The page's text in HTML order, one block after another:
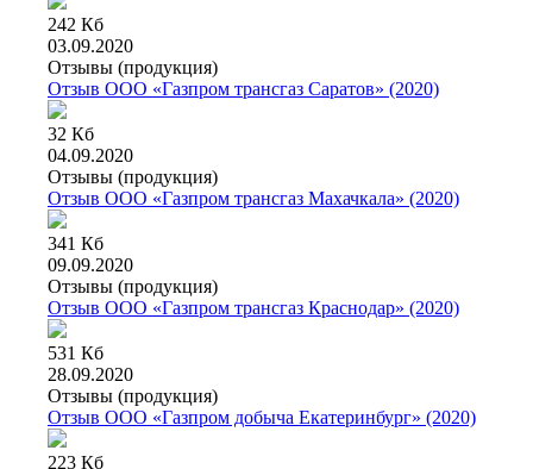
242 Кб
03.09.2020
Отзывы (продукция)
Отзыв ООО «Газпром трансгаз Саратов» (2020)
32 Кб
04.09.2020
Отзывы (продукция)
Отзыв ООО «Газпром трансгаз Махачкала» (2020)
341 Кб
09.09.2020
Отзывы (продукция)
Отзыв ООО «Газпром трансгаз Краснодар» (2020)
531 Кб
28.09.2020
Отзывы (продукция)
Отзыв ООО «Газпром добыча Екатеринбург» (2020)
223 Кб